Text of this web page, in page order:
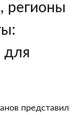
регионы
для
представил